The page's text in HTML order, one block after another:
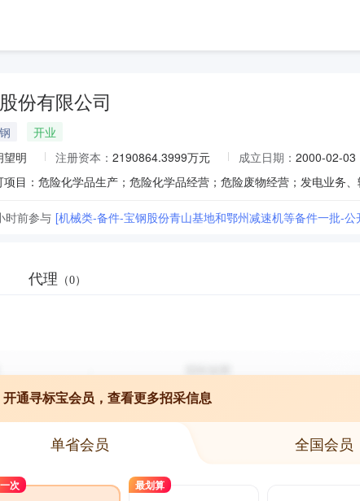
份有限公司
开业
望明 注册资本： 2190864.3999万元 成立日期： 2000-02-03
时前参与 [机械类-备件-宝钢股份青山基地和鄂州减速机等备件一批-
代理 （0）
开通寻标宝会员，查看更多招采信息
单省会员 全国会员
次 最划算